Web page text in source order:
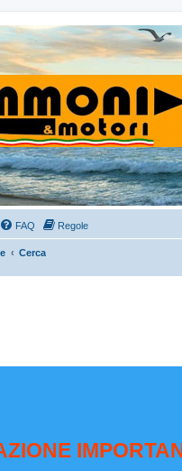
FAQ Regole
Cerca